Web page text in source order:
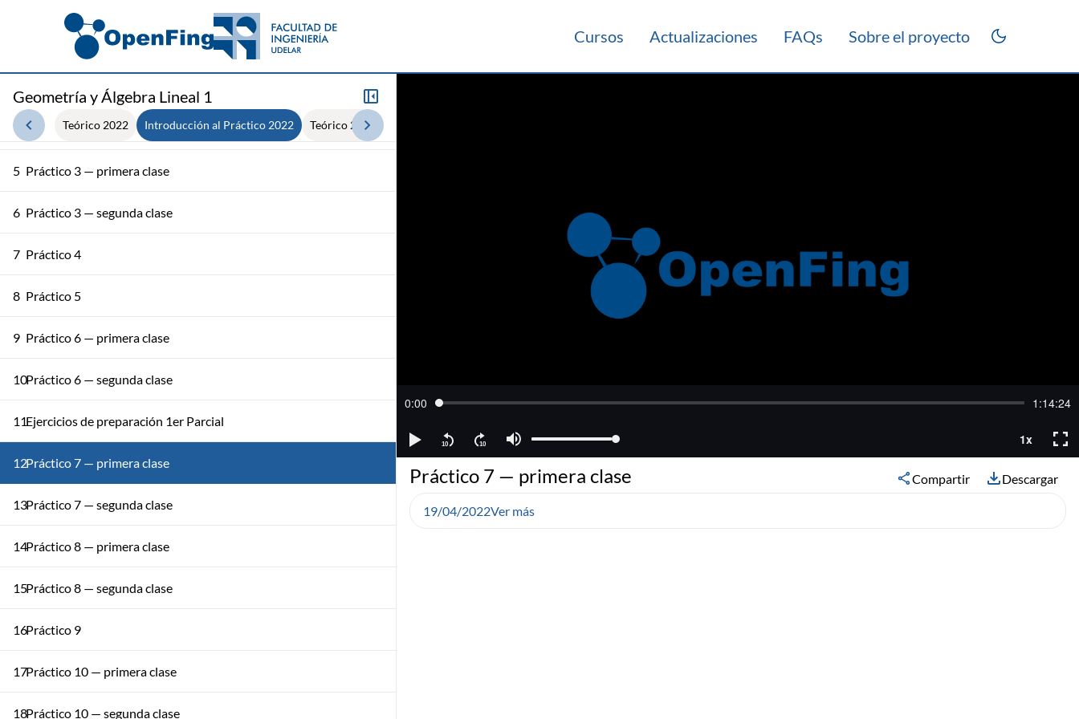
Cursos Actualizaciones FAQs Sobre el proyecto
Geometría y Álgebra Lineal 1
Teórico 2022 Introducción al Práctico 2022 Teórico 2021
Práctico 1 — segunda clase
Práctico 2 — primera clase
4 Práctico 2 — segunda clase
5 Práctico 3 — primera clase
6 Práctico 3 — segunda clase
7 Práctico 4
8 Práctico 5
9 Práctico 6 — primera clase
10Práctico 6 — segunda clase
11Ejercicios de preparación 1er Parcial
12Práctico 7 — primera clase
13Práctico 7 — segunda clase
14Práctico 8 — primera clase
15Práctico 8 — segunda clase
16Práctico 9
17Práctico 10 — primera clase
18Práctico 10 — segunda clase
Práctico 7 — primera clase Compartir Descargar
19/04/2022Ver más